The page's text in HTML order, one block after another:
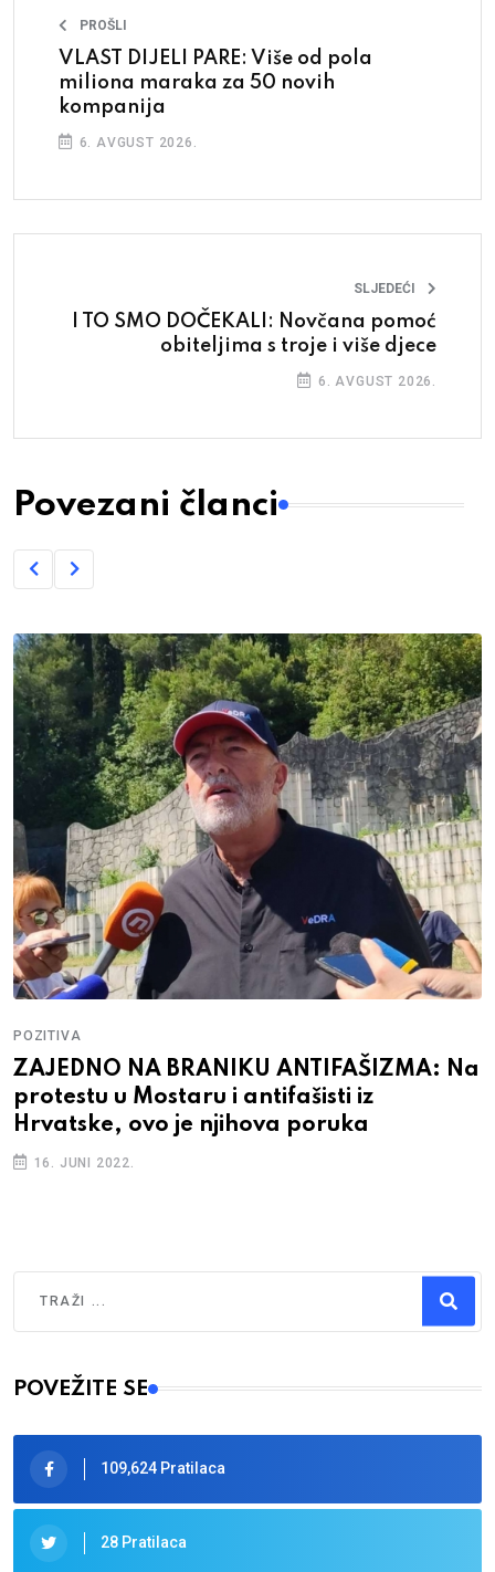
PROŠLI
VLAST DIJELI PARE: Više od pola
miliona maraka za 50 novih
kompanija
6. AVGUST 2026.
SLJEDEĆI
I TO SMO DOČEKALI: Novčana pomoć
obiteljima s troje i više djece
6. AVGUST 2026.
Povezani članci
POZITIVA
ZAJEDNO NA BRANIKU ANTIFAŠIZMA: Na
protestu u Mostaru i antifašisti iz
Hrvatske, ovo je njihova poruka
16. JUNI 2022.
Type 2 or more characters for results.
POVEŽITE SE
109,624 Pratilaca
28 Pratilaca